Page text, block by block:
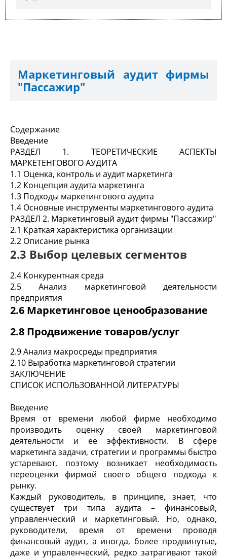
Маркетинговый аудит фирмы
"Пассажир"
Содержание
Введение
РАЗДЕЛ 1. ТЕОРЕТИЧЕСКИЕ АСПЕКТЫ
МАРКЕТЕНГОВОГО АУДИТА
1.1 Оценка, контроль и аудит маркетинга
1.2 Концепция аудита маркетинга
1.3 Подходы маркетингового аудита
1.4 Основные инструменты маркетингового аудита
РАЗДЕЛ 2. Маркетинговый аудит фирмы "Пассажир"
2.1 Краткая характеристика организации
2.2 Описание рынка
2.3 Выбор целевых сегментов
2.4 Конкурентная среда
2.5 Анализ маркетинговой деятельности
предприятия
2.6 Маркетинговое ценообразование
2.8 Продвижение товаров/услуг
2.9 Анализ макросреды предприятия
2.10 Выработка маркетинговой стратегии
ЗАКЛЮЧЕНИЕ
СПИСОК ИСПОЛЬЗОВАННОЙ ЛИТЕРАТУРЫ
Введение
Время от времени любой фирме необходимо
производить оценку своей маркетинговой
деятельности и ее эффективности. В сфере
маркетинга задачи, стратегии и программы быстро
устаревают, поэтому возникает необходимость
переоценки фирмой своего общего подхода к
рынку.
Каждый руководитель, в принципе, знает, что
существует три типа аудита – финансовый,
управленческий и маркетинговый. Но, однако,
руководители, время от времени проводя
финансовый аудит, а иногда, более продвинутые,
даже и управленческий, редко затрагивают такой